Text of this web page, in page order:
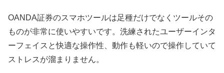
OANDA証券のスマホツールは足種だけでなくツールその
ものが非常に使いやすいです。洗練されたユーザーインタ
ーフェイスと快適な操作性、動作も軽いので操作していて
ストレスが溜まりません。